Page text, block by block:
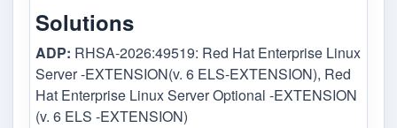
Solutions
ADP: RHSA-2026:49519: Red Hat Enterprise Linux
Server -EXTENSION(v. 6 ELS-EXTENSION), Red
Hat Enterprise Linux Server Optional -EXTENSION
(v. 6 ELS -EXTENSION)